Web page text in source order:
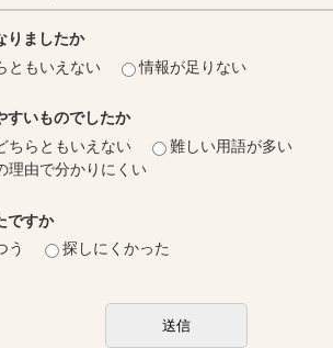
りましたか
ともいえない 情報が足りない
すいものでしたか
ちらともいえない
難しい用語が多い
理由で分かりにくい
ですか
う 探しにくかった